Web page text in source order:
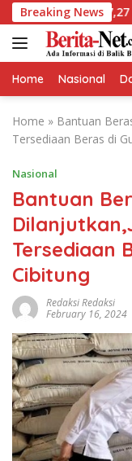
Skip
to
content
Breaking News
Miliar, Setor
Home Nasional
Home » Bantuan
Tersediaan Beras di
Nasional
Bantuan
Tersediaan
Cibitung
Redaksi Redaksi
February 16, 2024